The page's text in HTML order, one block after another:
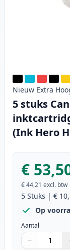
Nieuw Extra
5 stuks
(Ink Hero
€
€ 44,21 excl. btw
5 Stuks | €
Op
Aantal
Gebruik de
− 1